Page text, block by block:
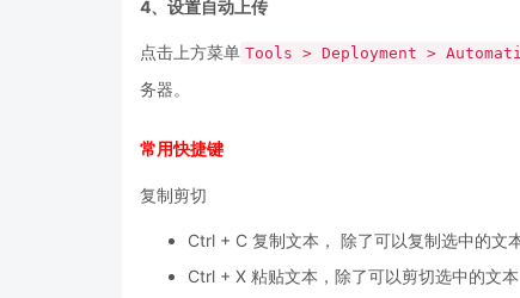
4、设置自动上传
点击上方菜单 Tools > Deployment >
务器。
常用快捷键
复制剪切
Ctrl + C 复制文本， 除了可以复制选中的文
Ctrl + X 粘贴文本，除了可以剪切选中的文